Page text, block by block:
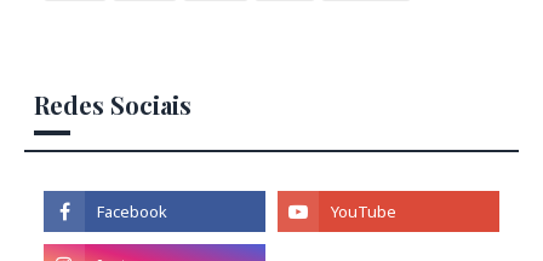
Redes Sociais